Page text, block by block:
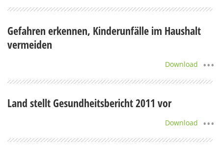
Gefahren erkennen, Kinderunfälle im Haushalt
vermeiden
Download
Land stellt Gesundheitsbericht 2011 vor
Download